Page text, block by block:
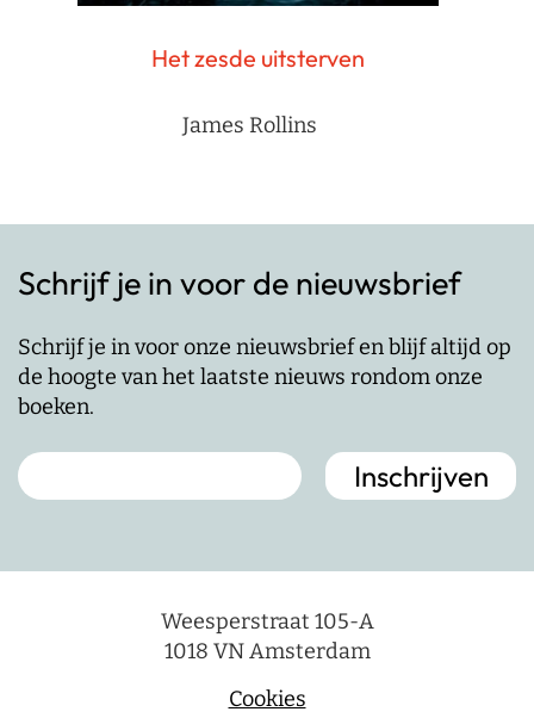
Het zesde uitsterven
James Rollins
Schrijf je in voor de nieuwsbrief
Schrijf je in voor onze nieuwsbrief en blijf altijd op
de hoogte van het laatste nieuws rondom onze
boeken.
Weesperstraat 105-A
1018 VN Amsterdam
Cookies